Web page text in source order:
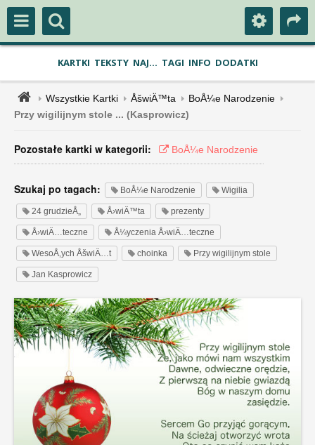
KARTKI TEKSTY NAJ... TAGI INFO DODATKI
Wszystkie Kartki ÅšwiÄ™ta
BoÅ¼e Narodzenie
Przy wigilijnym stole ... (Kasprowicz)
Pozostałe kartki w kategorii: BoÅ¼e Narodzenie
Szukaj po tagach: BoÅ¼e Narodzenie Wigilia
24 grudzieÅ„ Å›wiÄ™ta prezenty
Å›wiÄ…teczne Å¼yczenia Å›wiÄ…teczne
WesoÅ‚ych ÅšwiÄ…t choinka Przy wigilijnym stole
Jan Kasprowicz